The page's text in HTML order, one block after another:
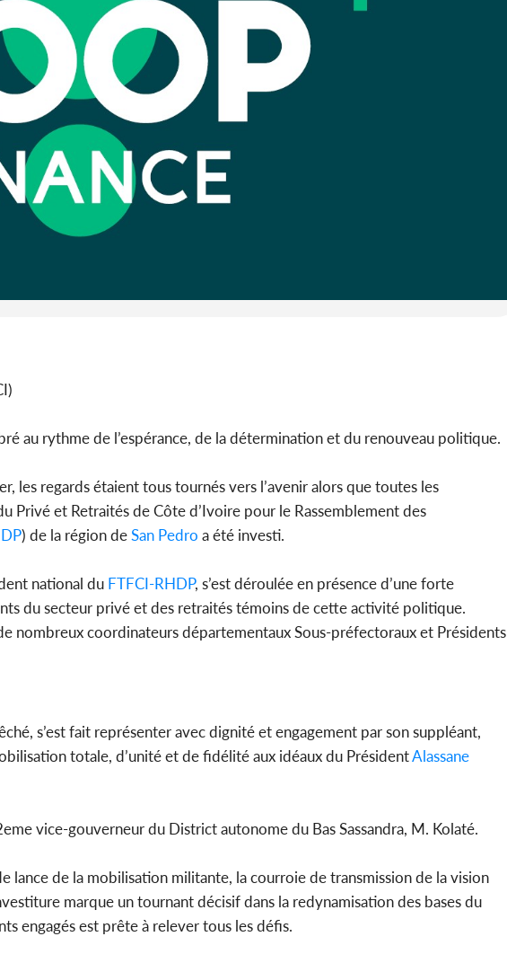
au rythme de l’espérance, de la détermination et du renouveau politique.
les regards étaient tous tournés vers l’avenir alors que toutes les
Privé et Retraités de Côte d’Ivoire pour le Rassemblement des
) de la région deSan Pedro a été investi.
national du FTFCI-RHDP, s’est déroulée en présence d’une forte
du secteur privé et des retraités témoins de cette activité politique.
nombreux coordinateurs départementaux Sous-préfectoraux et Présidents
s’est fait représenter avec dignité et engagement par son suppléant,
totale, d’unité et de fidélité aux idéaux du PrésidentAlassane
vice-gouverneur du District autonome du Bas Sassandra, M. Kolaté.
lance de la mobilisation militante, la courroie de transmission de la vision
marque un tournant décisif dans la redynamisation des bases du
engagés est prête à relever tous les défis.